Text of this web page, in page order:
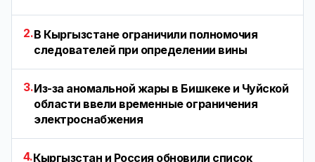
2.В Кыргызстане ограничили полномочия
следователей при определении вины
3.Из-за аномальной жары в Бишкеке и Чуйской
области ввели временные ограничения
электроснабжения
4.Кыргызстан и Россия обновили список